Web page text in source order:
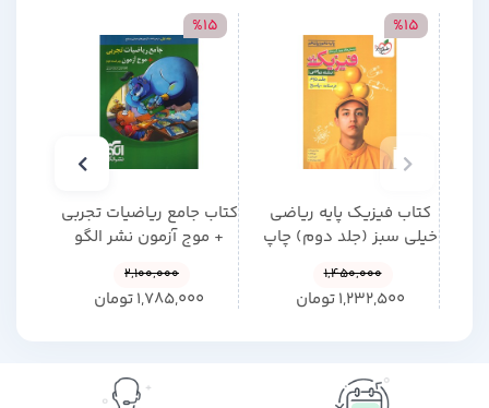
کتاب فیزیک پایه ریاضی
خیلی سبز (جلد دوم) چاپ
%15
1,450,000
1,232,500تومان
کتاب جامع ریاضیات تجربی
+ موج آزمون نشر الگو
%15
2,100,000
1,785,000تومان